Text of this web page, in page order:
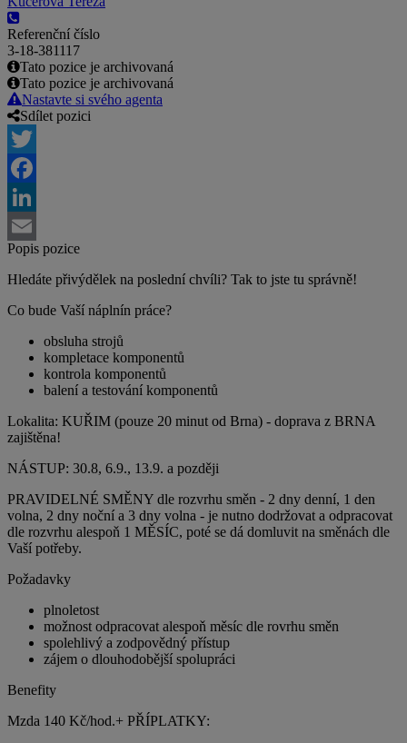
Referenční číslo
3-18-381117
Tato pozice je archivovaná
Tato pozice je archivovaná
Nastavte si svého agenta
Sdílet pozici
Twitter
Facebook
LinkedIn
Email
Popis pozice
Hledáte přivýdělek na poslední chvíli? Tak to jste tu správně!
Co bude Vaší náplnín práce?
obsluha strojů
kompletace komponentů
kontrola komponentů
balení a testování komponentů
Lokalita: KUŘIM (pouze 20 minut od Brna) - doprava z BRNA
zajištěna!
NÁSTUP: 30.8, 6.9., 13.9. a později
PRAVIDELNÉ SMĚNY dle rozvrhu směn - 2 dny denní, 1 den
volna, 2 dny noční a 3 dny volna - je nutno dodržovat a odpracovat
dle rozvrhu alespoň 1 MĚSÍC, poté se dá domluvit na směnách dle
Vaší potřeby.
Požadavky
plnoletost
možnost odpracovat alespoň měsíc dle rovrhu směn
spolehlivý a zodpovědný přístup
zájem o dlouhodobější spolupráci
Benefity
Mzda 140 Kč/hod.+ PŘÍPLATKY: